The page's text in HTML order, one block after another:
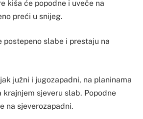
kiša će popodne i uveče na
preći u snijeg.
postepeno slabe i prestaju na
južni i jugozapadni, na planinama
krajnjem sjeveru slab. Popodne
na sjeverozapadni.